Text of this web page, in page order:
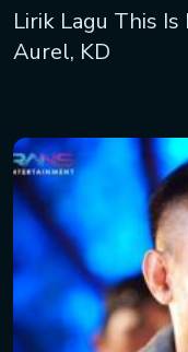
Lirik Lagu This
Aurel, KD